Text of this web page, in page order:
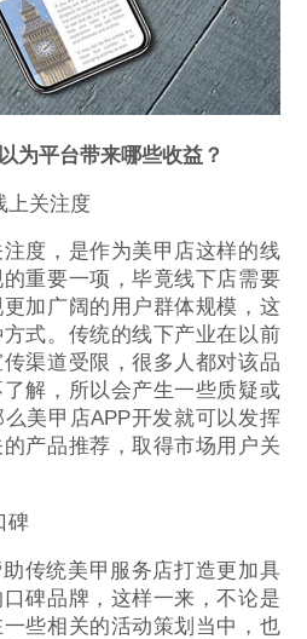
为平台带来哪些收益？
上关注度
度，是作为美甲店这样的线
重要一项，毕竟线下店需要
加广阔的用户群体规模，这
式。传统的线下产业在以前
渠道受限，很多人都对该品
解，所以会产生一些质疑或
美甲店APP开发就可以发挥
产品推荐，取得市场用户关
碑
传统美甲服务店打造更加具
碑品牌，这样一来，不论是
些相关的活动策划当中，也